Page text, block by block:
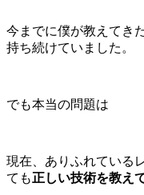
今までに僕が教えてき
持ち続けていました。
でも本当の問題は
現在、ありふれている
ても正しい技術を教え